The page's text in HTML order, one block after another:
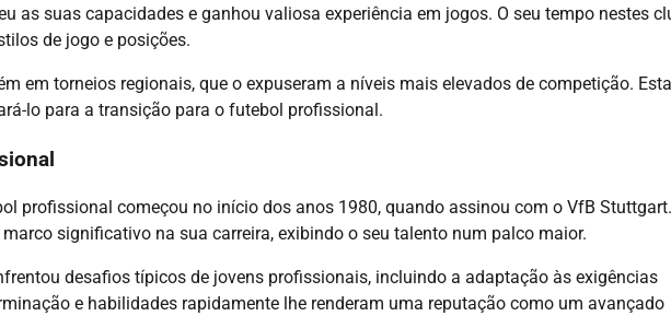
as suas capacidades e ganhou valiosa experiência em jogos. O seu tempo nestes
de jogo e posições.
em torneios regionais, que o expuseram a níveis mais elevados de competição.
lo para a transição para o futebol profissional.
profissional começou no início dos anos 1980, quando assinou com o VfB
significativo na sua carreira, exibindo o seu talento num palco maior.
desafios típicos de jovens profissionais, incluindo a adaptação às exigências
e habilidades rapidamente lhe renderam uma reputação como um avançado